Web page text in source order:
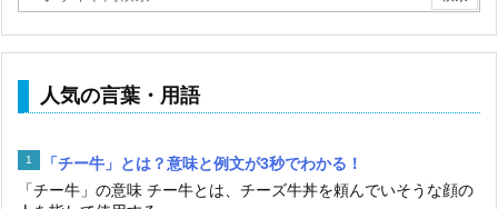
人気の言葉・用語
「チー牛」とは？意味と例文が3秒でわかる！
「チー牛」の意味 チー牛とは、チーズ牛丼を頼んでいそうな顔の